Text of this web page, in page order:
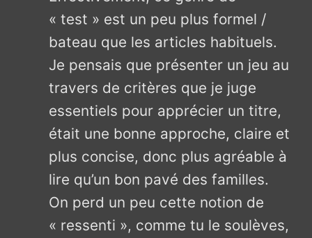
« test » est un peu plus formel /
bateau que les articles habituels.
Je pensais que présenter un jeu au
travers de critères que je juge
essentiels pour apprécier un titre,
était une bonne approche, claire et
plus concise, donc plus agréable à
lire qu’un bon pavé des familles.
On perd un peu cette notion de
« ressenti », comme tu le soulèves,